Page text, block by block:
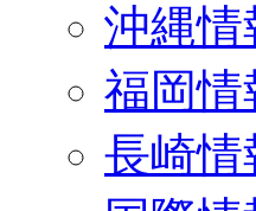
沖縄情
福岡情
長崎情